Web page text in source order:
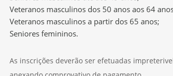
Veteranos masculinos dos 50 anos aos 64
Veteranos masculinos a partir dos 65 anos;
Seniores femininos.
As inscrições deverão ser efetuadas